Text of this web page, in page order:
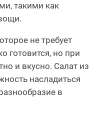
такими как
не требует
готовится, но при
и вкусно. Салат из
насладиться
в